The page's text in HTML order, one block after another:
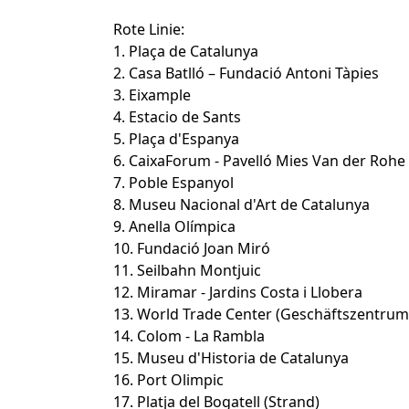
Rote Linie:
1. Plaça de Catalunya
2. Casa Batlló – Fundació Antoni Tàpies
3. Eixample
4. Estacio de Sants
5. Plaça d'Espanya
6. CaixaForum - Pavelló Mies Van der Rohe
7. Poble Espanyol
8. Museu Nacional d'Art de Catalunya
9. Anella Olímpica
10. Fundació Joan Miró
11. Seilbahn Montjuic
12. Miramar - Jardins Costa i Llobera
13. World Trade Center
14. Colom - La Rambla
15. Museu d'Historia de Catalunya
16. Port Olimpic
17. Platja del Bogatell (Strand)